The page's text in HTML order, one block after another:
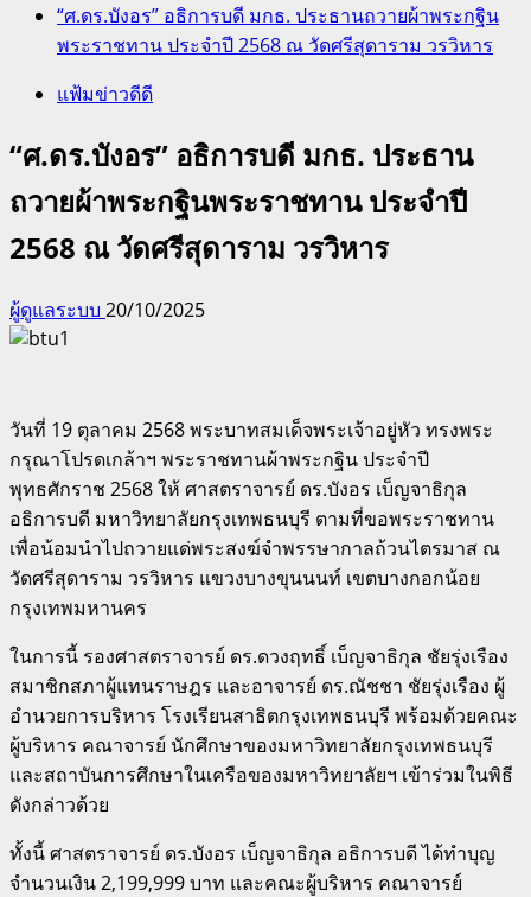
“ศ.ดร.บังอร” อธิการบดี มกธ. ประธานถวายผ้าพระกฐิน
พระราชทาน ประจำปี 2568 ณ วัดศรีสุดาราม วรวิหาร
แฟ้มข่าวดีดี
“ศ.ดร.บังอร” อธิการบดี มกธ. ประธาน
ถวายผ้าพระกฐินพระราชทาน ประจำปี
2568 ณ วัดศรีสุดาราม วรวิหาร
ผู้ดูแลระบบ 20/10/2025
วันที่ 19 ตุลาคม 2568 พระบาทสมเด็จพระเจ้าอยู่หัว ทรงพระ
กรุณาโปรดเกล้าฯ พระราชทานผ้าพระกฐิน ประจำปี
พุทธศักราช 2568 ให้ ศาสตราจารย์ ดร.บังอร เบ็ญจาธิกุล
อธิการบดี มหาวิทยาลัยกรุงเทพธนบุรี ตามที่ขอพระราชทาน
เพื่อน้อมนำไปถวายแด่พระสงฆ์จำพรรษากาลถ้วนไตรมาส ณ
วัดศรีสุดาราม วรวิหาร แขวงบางขุนนนท์ เขตบางกอกน้อย
กรุงเทพมหานคร
ในการนี้ รองศาสตราจารย์ ดร.ดวงฤทธิ์ เบ็ญจาธิกุล ชัยรุ่งเรือง
สมาชิกสภาผู้แทนราษฎร และอาจารย์ ดร.ณัชชา ชัยรุ่งเรือง ผู้
อำนวยการบริหาร โรงเรียนสาธิตกรุงเทพธนบุรี พร้อมด้วยคณะ
ผู้บริหาร คณาจารย์ นักศึกษาของมหาวิทยาลัยกรุงเทพธนบุรี
และสถาบันการศึกษาในเครือของมหาวิทยาลัยฯ เข้าร่วมในพิธี
ดังกล่าวด้วย
ทั้งนี้ ศาสตราจารย์ ดร.บังอร เบ็ญจาธิกุล อธิการบดี ได้ทำบุญ
จำนวนเงิน 2,199,999 บาท และคณะผู้บริหาร คณาจารย์